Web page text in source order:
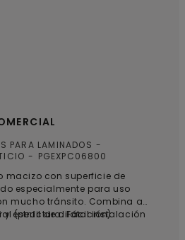
PARA LAMINADOS
PGEXPC06800
macizo con superficie de
especialmente para uso
mucho tránsito. Combina a
y estructura. Fácil instalación
(perfil de dilatación)